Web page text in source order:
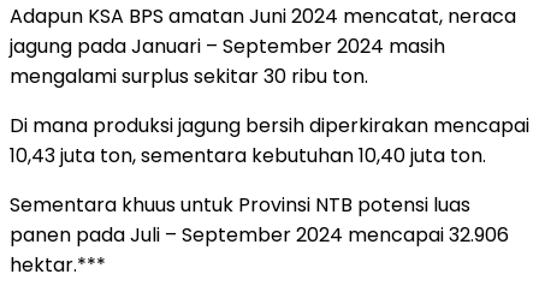
Adapun KSA BPS amatan Juni 2024 mencatat, neraca
jagung pada Januari – September 2024 masih
mengalami surplus sekitar 30 ribu ton.
Di mana produksi jagung bersih diperkirakan mencapai
10,43 juta ton, sementara kebutuhan 10,40 juta ton.
Sementara khuus untuk Provinsi NTB potensi luas
panen pada Juli – September 2024 mencapai 32.906
hektar.***